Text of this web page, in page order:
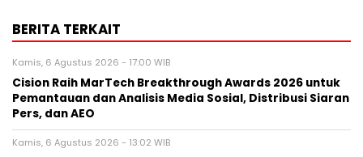
BERITA TERKAIT
Kamis, 6 Agustus 2026 - 17:00 WIB
Cision Raih MarTech Breakthrough Awards 2026 untuk
Pemantauan dan Analisis Media Sosial, Distribusi Siaran
Pers, dan AEO
Kamis, 6 Agustus 2026 - 13:02 WIB